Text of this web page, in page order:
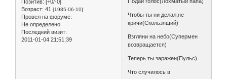
Позитив: [+0/-0]
Возраст: 41 [1985-06-10]
Провел на форуме:
Не определено
Последний визит:
2011-01-04 21:51:39
Чтобы ты ни делал,не
кричи(Скользящий)
Взгляни на небо(Супермен
возвращается)
Теперь ты заражен(Пульс)
Что случилось в